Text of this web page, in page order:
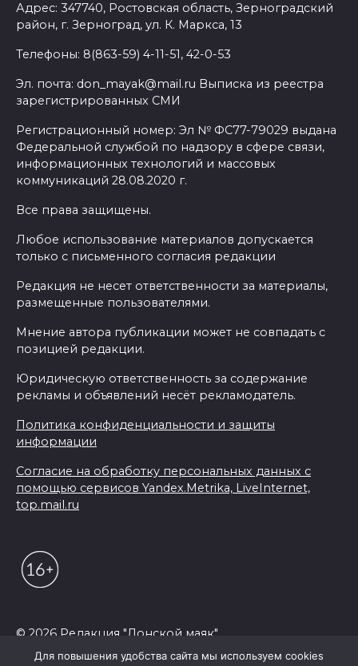
Адрес: 347740, Ростовская область, Зерноградский
район, г. Зерноград, ул. К. Маркса, 13
Телефоны: 8(863-59) 4-11-51, 42-0-53
Эл. почта: don_mayak@mail.ru Выписка из реестра
зарегистрированных СМИ
Регистрационный номер: Эл № ФС77-79029 выдана
Федеральной службой по надзору в сфере связи,
информационных технологий и массовых
коммуникаций 28.08.2020 г.
Все права защищены.
Любое использование материалов допускается
только с письменного согласия редакции
Редакция не несет ответственности за материалы,
размещенные пользователями.
Мнение автора публикации может не совпадать с
позицией редакции.
Юридическую ответственность за содержание
рекламы и объявлений несёт рекламодатель.
Политика конфиденциальности и защиты
информации
Согласие на обработку персональных данных с
помощью сервисов Yandex.Metrika, LiveInternet,
top.mail.ru
© 2026 Редакция "Донской маяк"
Для повышения удобства сайта мы используем cookies